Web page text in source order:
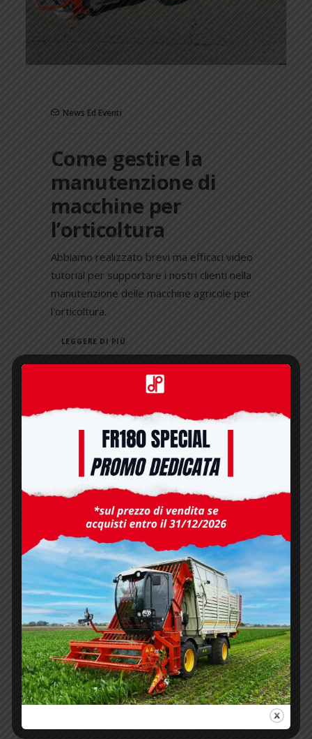
News Ed Eventi
Come gestire la
manutenzione di
macchine per
l’orticoltura
Abbiamo realizzato brevi ma efficaci video
tutorial per supportare i nostri clienti nella
manutenzione delle macchine agricole per
l'orticoltura.
LEGGERE DI PIÙ